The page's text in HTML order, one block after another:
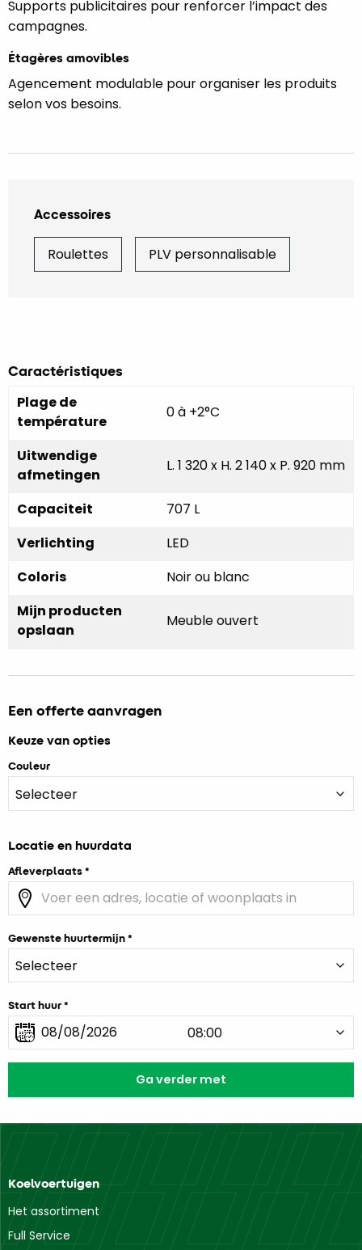
Supports publicitaires pour renforcer l’impact des
campagnes.
Étagères amovibles
Agencement modulable pour organiser les produits
selon vos besoins.
Accessoires
Roulettes PLV personnalisable
Caractéristiques
Plage de
température
0 à +2°C
Uitwendige
afmetingen
L. 1 320 x H. 2 140 x P. 920 mm
Capaciteit
707 L
Verlichting
LED
Coloris
Noir ou blanc
Mijn producten
opslaan
Meuble ouvert
Een offerte aanvragen
Keuze van opties
Couleur
Locatie en huurdata
Afleverplaats
Gewenste huurtermijn
Start huur
Koelvoertuigen
Het assortiment
Full Service